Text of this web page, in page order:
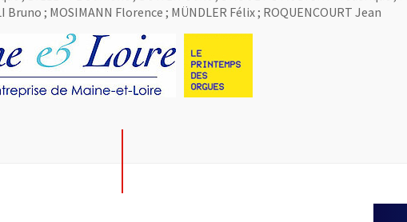
; MOSIMANN Florence ; MÜNDLER Félix ; ROQUENCOURT Jean